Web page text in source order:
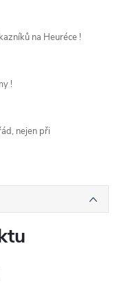
na Heuréce !
!
nejen při